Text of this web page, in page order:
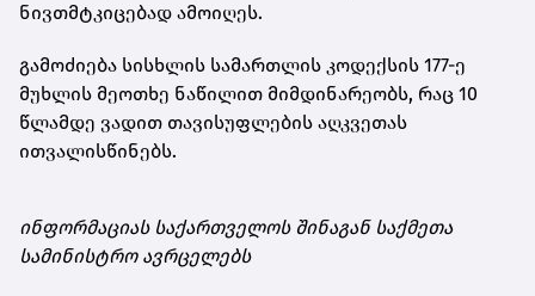
ნივთმტკიცებად ამოიღეს.
გამოძიება სისხლის სამართლის კოდექსის 177-ე
მუხლის მეოთხე ნაწილით მიმდინარეობს, რაც 10
წლამდე ვადით თავისუფლების აღკვეთას
ითვალისწინებს.
ინფორმაციას საქართველოს შინაგან საქმეთა
სამინისტრო ავრცელებს